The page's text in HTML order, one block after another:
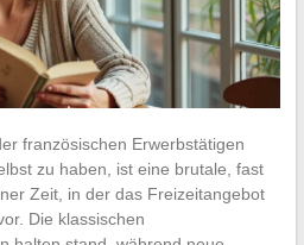
französischen Erwerbstätigen
zu haben, ist eine brutale, fast
Zeit, in der das Freizeitangebot
Die klassischen